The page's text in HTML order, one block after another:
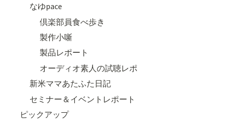
なゆpace
倶楽部員食べ歩き
製作小噺
製品レポート
オーディオ素人の試聴レポ
新米ママあたふた日記
セミナー＆イベントレポート
ピックアップ